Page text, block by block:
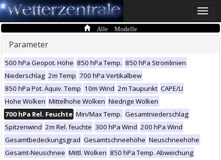
Toggle
Alle Modelle
Parameter
500 hPa Geopot. Höhe 850 hPa Temp. 850 hPa Stromlinien
Niederschlag 2m Temp 700 hPa Vertikalbew
850 hPa Pot. Äquiv. Temp 10m Wind 2m Taupunkt CAPE/LI
Hohe Wolken Mittelhohe Wolken Niedrige Wolken
700 hPa Rel. Feuchte Min/Max Temp. Gesamtniederschlag
Spitzenwind 2m Rel. feuchte 300 hPa Wind 200 hPa Wind
Gesamtbedeckungsgrad Gesamtschneehöhe Neuschneehöhe
Gesamt-Neuschnee Mittl. Wolken 850 hPa Temp. Abweichung